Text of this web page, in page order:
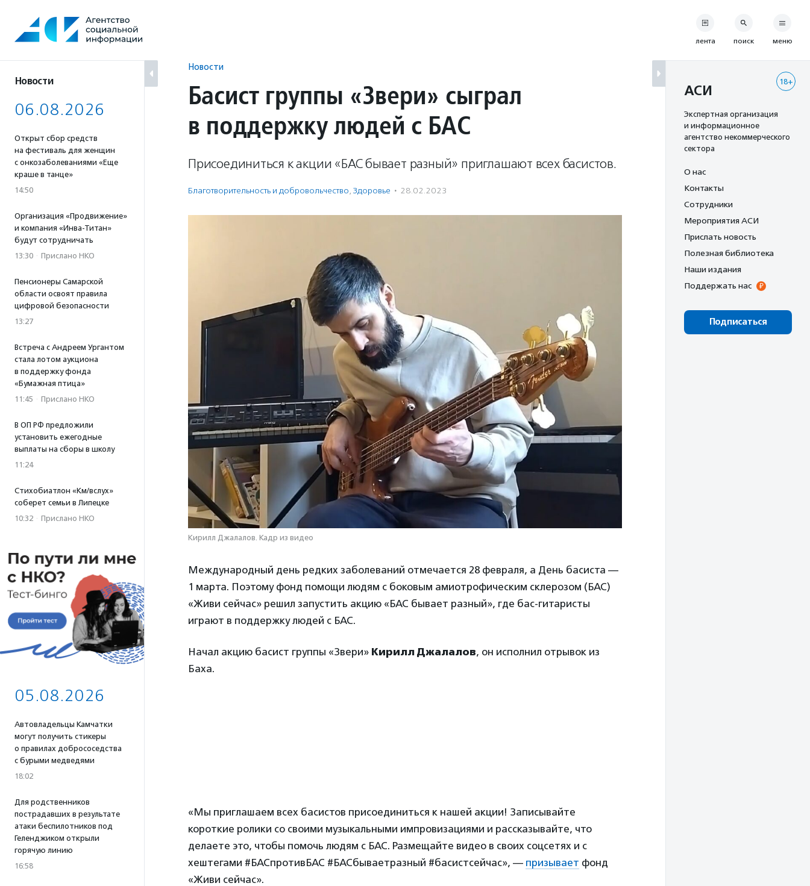
содержанию
Новости
06.08.2026
Открыт сбор средств
на фестиваль для женщин
с онкозаболеваниями «Еще
краше в танце»
14:50
Организация «Продвижение»
и компания «Инва-Титан»
будут сотрудничать
13:30 · Прислано НКО
Пенсионеры Самарской
области освоят правила
цифровой безопасности
13:27
Встреча с Андреем Ургантом
стала лотом аукциона
в поддержку фонда
«Бумажная птица»
11:45 · Прислано НКО
В ОП РФ предложили
установить ежегодные
выплаты на сборы в школу
11:24
Стихобиатлон «Км/вслух»
соберет семьи в Липецке
10:32 · Прислано НКО
05.08.2026
Автовладельцы Камчатки
могут получить стикеры
о правилах добрососедства
с бурыми медведями
18:02
Для родственников
пострадавших в результате
атаки беспилотников под
Геленджиком открыли
горячую линию
16:58
Новости
Басист группы «Звери» сыграл
в поддержку людей с БАС
Присоединиться к акции «БАС бывает разный» приглашают всех басистов.
Благотвори­тель­ность и доброволь­чест­во, Здоровье · 28.02.2023
Кирилл Джалалов. Кадр из видео
Международный день редких заболеваний отмечается 28 февраля, а День басиста —
1 марта. Поэтому фонд помощи людям с боковым амиотрофическим склерозом (БАС)
«Живи сейчас» решил запустить акцию «БАС бывает разный», где бас-гитаристы
играют в поддержку людей с БАС.
Начал акцию басист группы «Звери» Кирилл Джалалов, он исполнил отрывок из
Баха.
«Мы приглашаем всех басистов присоединиться к нашей акции! Записывайте
короткие ролики со своими музыкальными импровизациями и рассказывайте, что
делаете это, чтобы помочь людям с БАС. Размещайте видео в своих соцсетях и с
хештегами #БАСпротивБАС #БАСбываетразный #басистсейчас», — призывает фонд
«Живи сейчас».
лента поиск меню
18+
АСИ
Экспертная организация
и информационное
агентство некоммерческого
сектора
О нас
Контакты
Сотрудники
Мероприятия АСИ
Прислать новость
Полезная библиотека
Наши издания
Поддержать нас
Подписаться